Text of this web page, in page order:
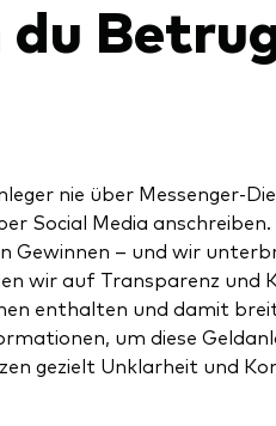
nie über Messenger-
Social Media
Gewinnen – und wir
wir auf Transparenz und
enthalten und damit
um diese
gezielt Unklarheit und